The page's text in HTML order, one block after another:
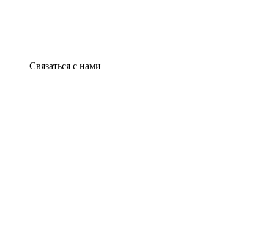
Связаться с нами